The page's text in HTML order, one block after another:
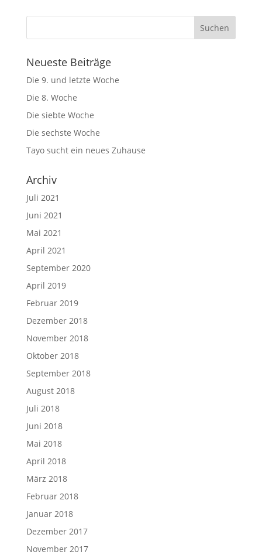
Neueste Beiträge
Die 9. und letzte Woche
Die 8. Woche
Die siebte Woche
Die sechste Woche
Tayo sucht ein neues Zuhause
Archiv
Juli 2021
Juni 2021
Mai 2021
April 2021
September 2020
April 2019
Februar 2019
Dezember 2018
November 2018
Oktober 2018
September 2018
August 2018
Juli 2018
Juni 2018
Mai 2018
April 2018
März 2018
Februar 2018
Januar 2018
Dezember 2017
November 2017